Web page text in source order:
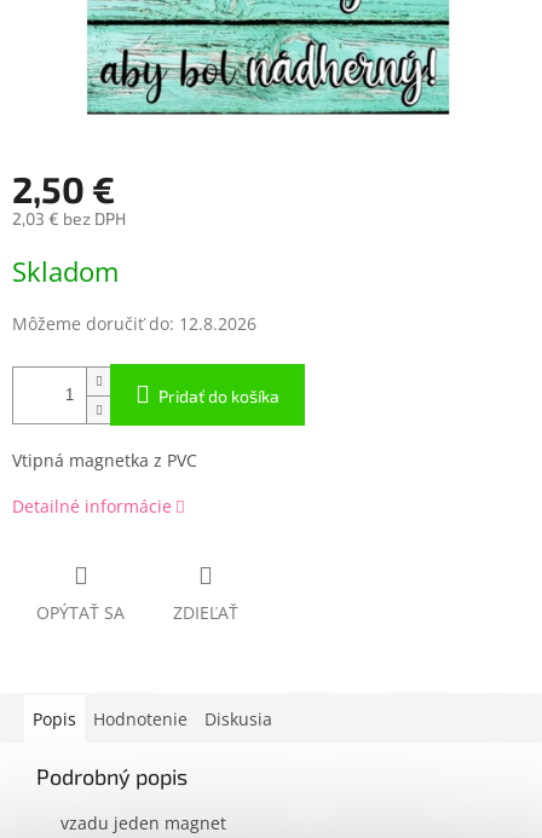
2,50 €
2,03 € bez DPH
cena:
Skladom
Môžeme doručiť do: 12.8.2026
Pridať do košíka
Vtipná magnetka z PVC
Detailné informácie
OPÝTAŤ SA ZDIEĽAŤ
Popis Hodnotenie Diskusia
Podrobný popis
vzadu jeden magnet